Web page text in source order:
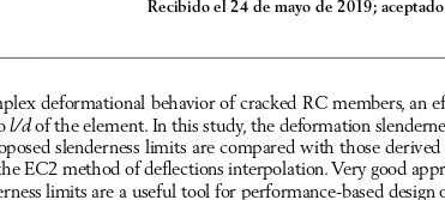
Recibido el 24 de mayo de 2019;
deformational behavior of cracked RC members,
l/d of the element. In this study, the deformation
slenderness limits are compared with those
EC2 method of deflections interpolation. Very good
limits are a useful tool for performance-based design